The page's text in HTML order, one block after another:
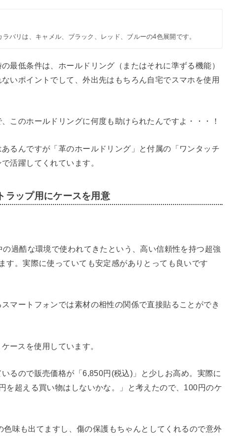
バリは、キャメル、ブラック、レッド、ブルーの4色展開です。
最低条件は、ホールドリング（またはそれに準ずる機能）
いポイントでして、外出先はもちろん自宅でスマホを使用
このホールドリングに何度も助けられたんですよ・・・！
るんですが「革のホールドリング」と付属の「ワンタッチ
活躍してくれています。
ラップ用にケースを用意
過酷な環境で使われてきたという、高い信頼性を持つ超強
。実際に使っていても安定感がありとっても良いです
マートフォンでは素材の相性の関係で直接貼ることができ
ースを使用しています。
るので販売価格が「6,850円 (税込)」と少しお高め。実際に
を超える買い物はしないかな。」と考えたので、100円のケ
味も出てますし、傷の保護もちゃんとしてくれるので意外